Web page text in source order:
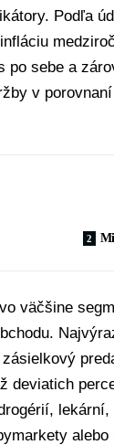
Podľa
po sebe a
v
väčšine
deviatich